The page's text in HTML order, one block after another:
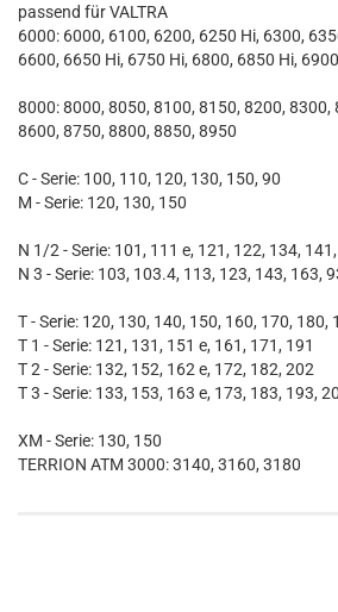
passend für VALTRA
6000: 6000, 6100, 6200, 6250 Hi, 6300,
6600, 6650 Hi, 6750 Hi, 6800, 6850 Hi, 6900
8000: 8000, 8050, 8100, 8150, 8200, 8300,
8600, 8750, 8800, 8850, 8950
C - Serie: 100, 110, 120, 130, 150, 90
M - Serie: 120, 130, 150
N 1/2 - Serie: 101, 111 e, 121, 122, 134,
N 3 - Serie: 103, 103.4, 113, 123, 143, 163,
T - Serie: 120, 130, 140, 150, 160, 170, 180,
T 1 - Serie: 121, 131, 151 e, 161, 171, 191
T 2 - Serie: 132, 152, 162 e, 172, 182, 202
T 3 - Serie: 133, 153, 163 e, 173, 183, 193,
XM - Serie: 130, 150
TERRION ATM 3000: 3140, 3160, 3180